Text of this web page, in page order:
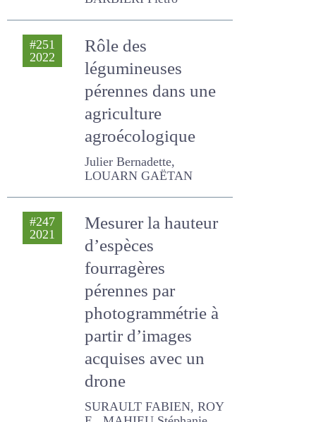
Rôle des
légumineuses
pérennes dans une
agriculture
agroécologique
Mesurer la hauteur
d’espèces
fourragères
pérennes par
photogrammétrie
à partir d’images
acquises avec un
drone